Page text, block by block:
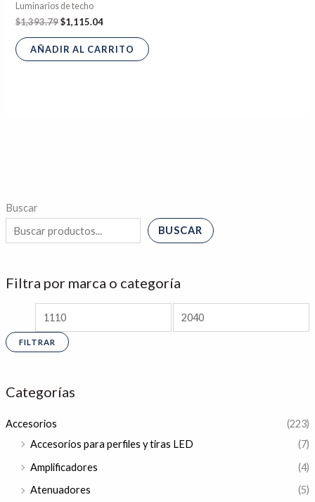
Buscar
BUSCAR
Filtra por marca o categoría
FILTRAR
Categorías
Accesorios
(223)
Accesorios para perfiles y tiras LED
(7)
Amplificadores
(4)
Atenuadores
(5)
Luminarios de techo
$1,393.79$1,115.04
AÑADIR AL CARRITO